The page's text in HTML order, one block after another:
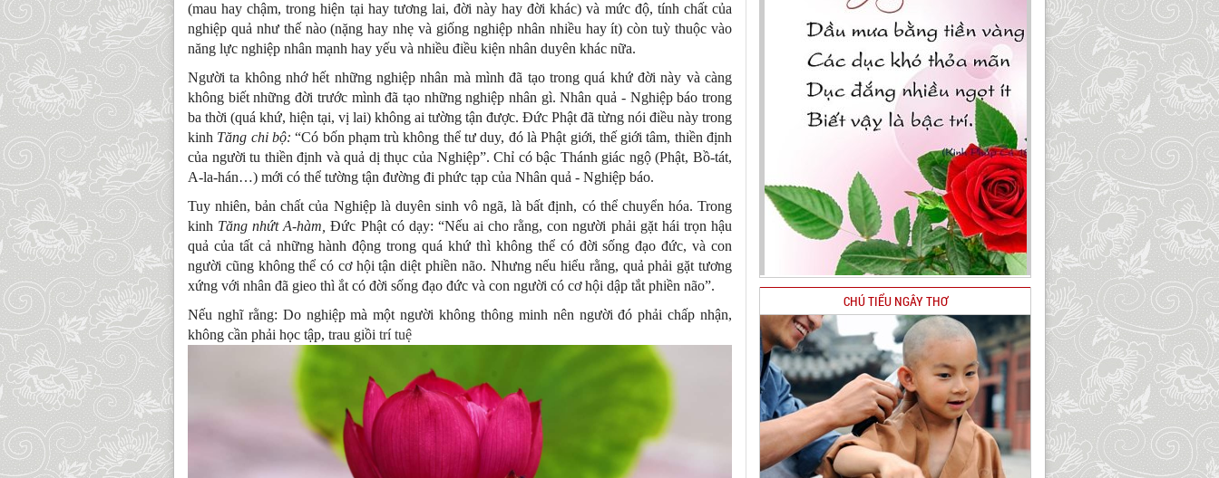
(mau hay chậm, trong hiện tại hay tương lai, đời này hay đời khác) và mức độ, tính chất của
nghiệp quả như thế nào (nặng hay nhẹ và giống nghiệp nhân nhiều hay ít) còn tuỳ thuộc vào
năng lực nghiệp nhân mạnh hay yếu và nhiều điều kiện nhân duyên khác nữa.
Người ta không nhớ hết những nghiệp nhân mà mình đã tạo trong quá khứ đời này và càng
không biết những đời trước mình đã tạo những nghiệp nhân gì. Nhân quả - Nghiệp báo trong
ba thời (quá khứ, hiện tại, vị lai) không ai tường tận được. Đức Phật đã từng nói điều này trong
kinh Tăng chi bộ: “Có bốn phạm trù không thể tư duy, đó là Phật giới, thế giới tâm, thiền định
của người tu thiền định và quả dị thục của Nghiệp”. Chỉ có bậc Thánh giác ngộ (Phật, Bồ-tát,
A-la-hán…) mới có thể tường tận đường đi phức tạp của Nhân quả - Nghiệp báo.
Tuy nhiên, bản chất của Nghiệp là duyên sinh vô ngã, là bất định, có thể chuyển hóa. Trong
kinh Tăng nhứt A-hàm,Đức Phật có dạy: “Nếu ai cho rằng, con người phải gặt hái trọn hậu
quả của tất cả những hành động trong quá khứ thì không thể có đời sống đạo đức, và con
người cũng không thể có cơ hội tận diệt phiền não. Nhưng nếu hiểu rằng, quả phải gặt tương
xứng với nhân đã gieo thì ắt có đời sống đạo đức và con người có cơ hội dập tắt phiền não”.
Nếu nghĩ rằng: Do nghiệp mà một người không thông minh nên người đó phải chấp nhận,
không cần phải học tập, trau giồi trí tuệ
CHÚ TIỂU NGÂY THƠ